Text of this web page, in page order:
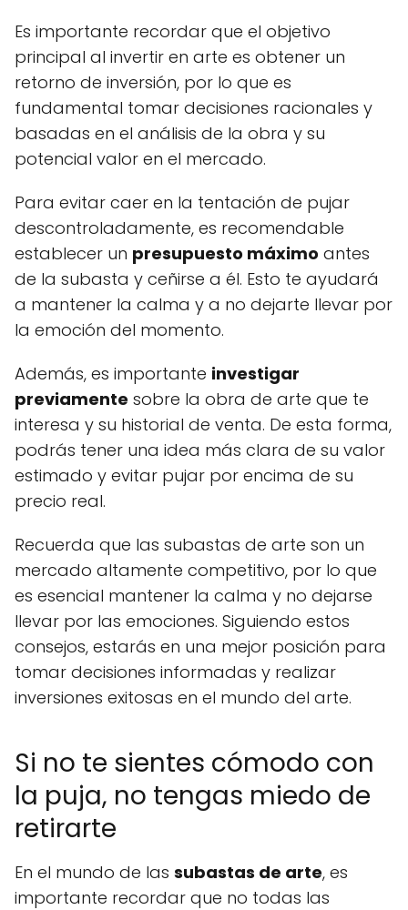
Es importante recordar que el objetivo
principal al invertir en arte es obtener un
retorno de inversión, por lo que es
fundamental tomar decisiones racionales y
basadas en el análisis de la obra y su
potencial valor en el mercado.
Para evitar caer en la tentación de pujar
descontroladamente, es recomendable
establecer un presupuesto máximo antes
de la subasta y ceñirse a él. Esto te ayudará
a mantener la calma y a no dejarte llevar por
la emoción del momento.
Además, es importante investigar
previamente sobre la obra de arte que te
interesa y su historial de venta. De esta forma,
podrás tener una idea más clara de su valor
estimado y evitar pujar por encima de su
precio real.
Recuerda que las subastas de arte son un
mercado altamente competitivo, por lo que
es esencial mantener la calma y no dejarse
llevar por las emociones. Siguiendo estos
consejos, estarás en una mejor posición para
tomar decisiones informadas y realizar
inversiones exitosas en el mundo del arte.
Si no te sientes cómodo con
la puja, no tengas miedo de
retirarte
En el mundo de las subastas de arte, es
importante recordar que no todas las